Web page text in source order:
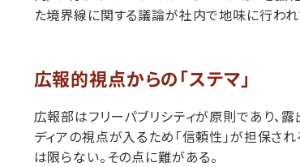
た境界線に関する議論が社内で地味に行われ
広報的視点からの「ステマ」
広報部はフリーパブリシティが原則であり、露
ディアの視点が入るため「信頼性」が担保さ
は限らない。その点に難がある。